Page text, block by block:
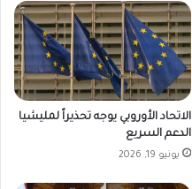
الاتحاد الأوروبي يوجه تحذيراً لمليشيا
الدعم السريع
يونيو 19, 2026